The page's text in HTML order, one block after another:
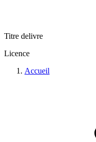
Titre delivre
Licence
Accueil